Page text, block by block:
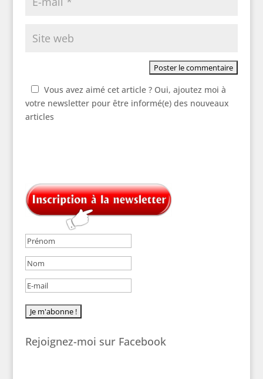
Vous avez aimé cet article ? Oui, ajoutez moi à
votre newsletter pour être informé(e) des nouveaux
articles
Rejoignez-moi sur Facebook